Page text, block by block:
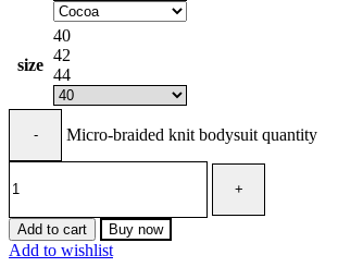
size
40
42
44
Micro-braided knit bodysuit quantity
Add to cart Buy now
Add to wishlist